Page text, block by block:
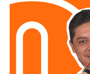
infraestructura
metros cuadrados
cuadrados de
dignas de
para las familias
también ofrecerá